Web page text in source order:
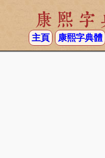
康熙字
主頁 康熙字典體